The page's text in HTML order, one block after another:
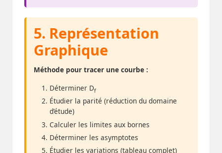
5. Représentation
Graphique
Méthode pour tracer une courbe :
Déterminer Df
Étudier la parité (réduction du domaine
d’étude)
Calculer les limites aux bornes
Déterminer les asymptotes
Étudier les variations (tableau complet)